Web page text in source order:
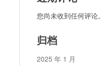
您尚未收到任何评论。
归档
2025 年 1 月